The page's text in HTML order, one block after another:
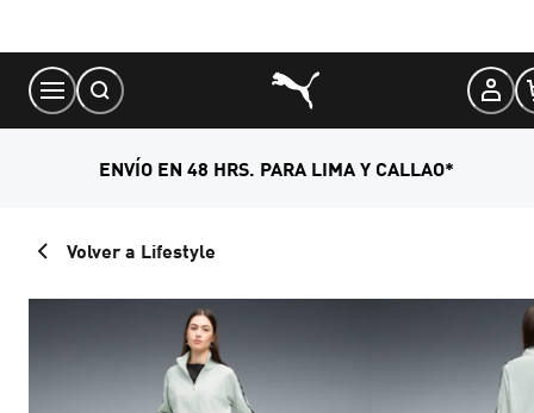
Content
ENVÍO EN 48 HRS. PARA LIMA Y CALLAO*
Volver a Lifestyle